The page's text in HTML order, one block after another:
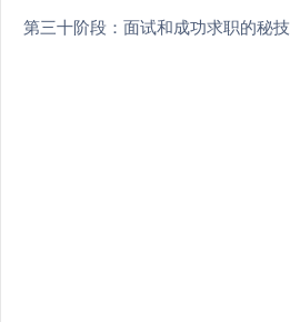
第三十阶段：面试和成功求职的秘技